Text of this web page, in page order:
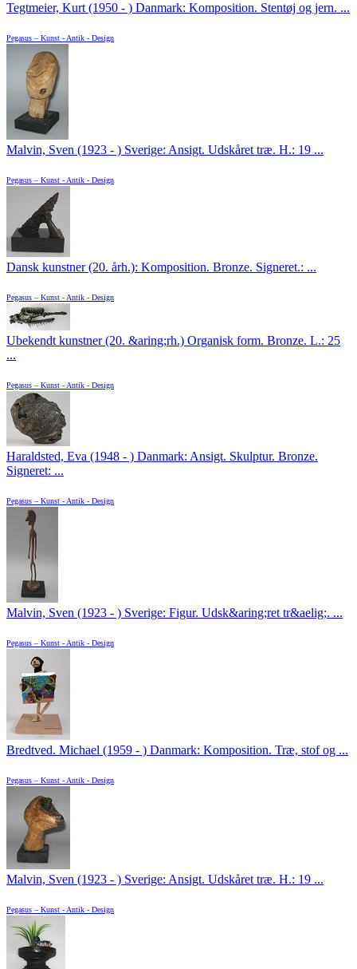
Tegtmeier, Kurt (1950 - ) Danmark: Komposition. Stentøj og jern. ...
Pegasus – Kunst - Antik - Design
Malvin, Sven (1923 - ) Sverige: Ansigt. Udskåret træ. H.: 19 ...
Pegasus – Kunst - Antik - Design
Dansk kunstner (20. årh.): Komposition. Bronze. Signeret.: ...
Pegasus – Kunst - Antik - Design
Ubekendt kunstner (20. &aring;rh.) Organisk form. Bronze. L.: 25
...
Pegasus – Kunst - Antik - Design
Haraldsted, Eva (1948 - ) Danmark: Ansigt. Skulptur. Bronze.
Signeret: ...
Pegasus – Kunst - Antik - Design
Malvin, Sven (1923 - ) Sverige: Figur. Udsk&aring;ret tr&aelig;. ...
Pegasus – Kunst - Antik - Design
Bredtved. Michael (1959 - ) Danmark: Komposition. Træ, stof og ...
Pegasus – Kunst - Antik - Design
Malvin, Sven (1923 - ) Sverige: Ansigt. Udskåret træ. H.: 19 ...
Pegasus – Kunst - Antik - Design